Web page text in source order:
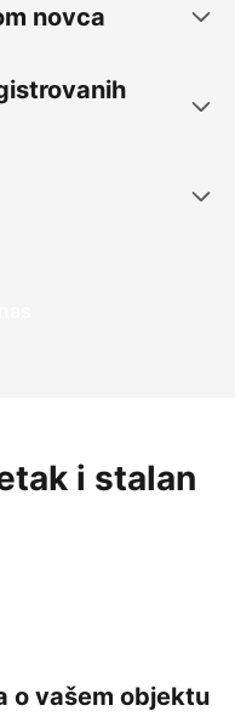
novca
i stalan
o vašem objektu